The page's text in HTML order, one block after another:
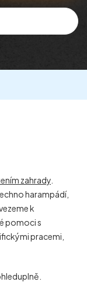
zahrady
harampádí,
k
pomoci s
pracemi,